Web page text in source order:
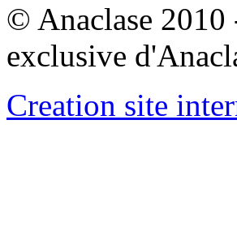
© Anaclase 2010
exclusive
Creation site